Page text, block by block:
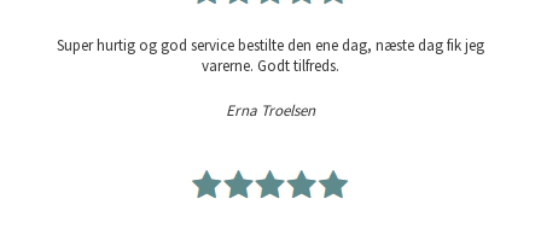
Super hurtig og god service bestilte den ene dag, næste dag fik jeg
varerne. Godt tilfreds.
Erna Troelsen